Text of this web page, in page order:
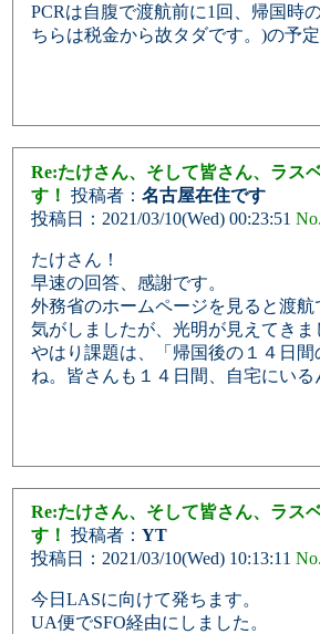
PCRは自腹で渡航前に1回、帰国時
ちらは税金から故タダです。)の予定
Re:たけさん、そして皆さん、ラス
す！ 投稿者： 名古屋在住です
投稿日：2021/03/10(Wed) 00:23:51
たけさん！
早速の回答、感謝です。
外務省のホームページを見ると渡航
気がしましたが、光明が見えてきま
やはり課題は、「帰国後の１４日間
ね。皆さんも１４日間、自宅にいる
Re:たけさん、そして皆さん、ラス
す！ 投稿者： YT
投稿日：2021/03/10(Wed) 10:13:11
今日LASに向けて発ちます。
UA便でSFO経由にしました。